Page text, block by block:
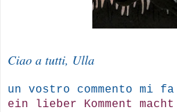
Ciao a tutti, Ulla
un vostro commento mi
ein lieber Komment